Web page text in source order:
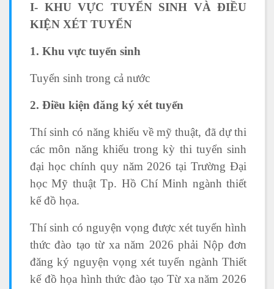
I- KHU VỰC TUYỂN SINH VÀ ĐIỀU
KIỆN XÉT TUYỂN
1. Khu vực tuyển sinh
Tuyển sinh trong cả nước
2. Điều kiện đăng ký xét tuyển
Thí sinh có năng khiếu về mỹ thuật, đã dự thi
các môn năng khiếu trong kỳ thi tuyển sinh
đại học chính quy năm 2026 tại Trường Đại
học Mỹ thuật Tp. Hồ Chí Minh ngành thiết
kế đồ họa.
Thí sinh có nguyện vọng được xét tuyển hình
thức đào tạo từ xa năm 2026 phải Nộp đơn
đăng ký nguyện vọng xét tuyển ngành Thiết
kế đồ họa hình thức đào tạo Từ xa năm 2026